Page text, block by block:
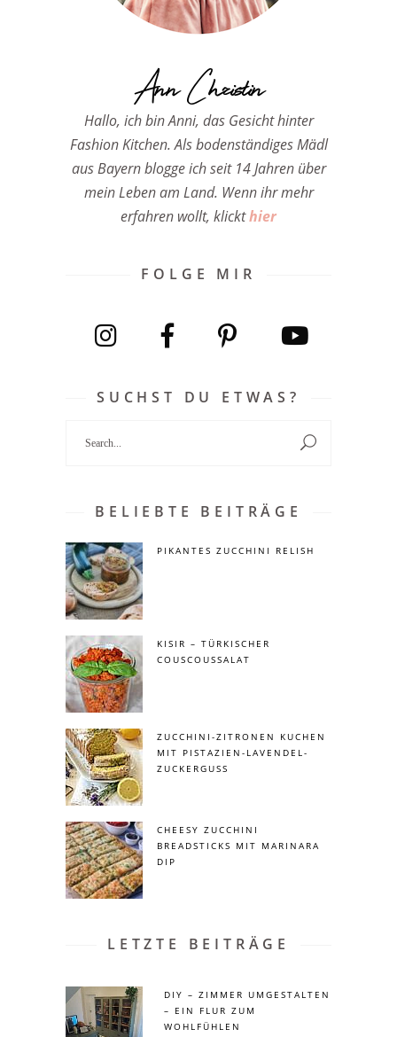
Ann Christin
Hallo, ich bin Anni, das Gesicht hinter
Fashion Kitchen. Als bodenständiges Mädl
aus Bayern blogge ich seit 14 Jahren über
mein Leben am Land. Wenn ihr mehr
erfahren wollt, klickthier
FOLGE MIR
SUCHST DU ETWAS?
BELIEBTE BEITRÄGE
PIKANTES ZUCCHINI RELISH
KISIR – TÜRKISCHER
COUSCOUSSALAT
ZUCCHINI-ZITRONEN KUCHEN
MIT PISTAZIEN-LAVENDEL-
ZUCKERGUSS
CHEESY ZUCCHINI
BREADSTICKS MIT MARINARA
DIP
LETZTE BEITRÄGE
DIY – ZIMMER UMGESTALTEN
– EIN FLUR ZUM
WOHLFÜHLEN